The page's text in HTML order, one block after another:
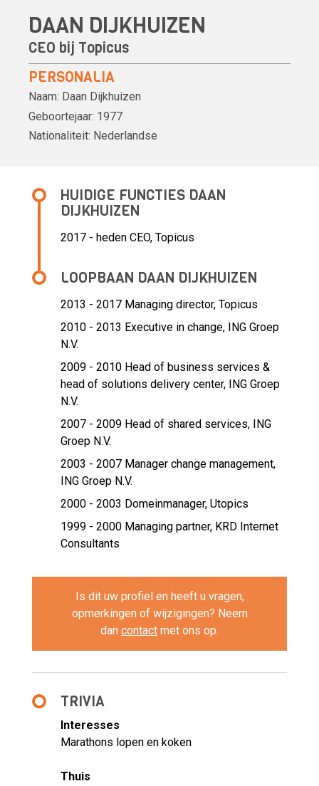
DAAN DIJKHUIZEN
CEO bij Topicus
PERSONALIA
Naam: Daan Dijkhuizen
Geboortejaar: 1977
Nationaliteit: Nederlandse
HUIDIGE FUNCTIES DAAN
DIJKHUIZEN
2017 - heden CEO, Topicus
LOOPBAAN DAAN DIJKHUIZEN
2013 - 2017 Managing director, Topicus
2010 - 2013 Executive in change,
ING Groep
N.V.
2009 - 2010 Head of business services &
head of solutions delivery center,
ING Groep
N.V.
2007 - 2009 Head of shared services,
ING
Groep N.V.
2003 - 2007 Manager change management,
ING Groep N.V.
2000 - 2003 Domeinmanager, Utopics
1999 - 2000 Managing partner, KRD Internet
Consultants
Is dit uw profiel en heeft u vragen,
opmerkingen of wijzigingen? Neem
dan contact met ons op.
TRIVIA
Interesses
Marathons lopen en koken
Thuis